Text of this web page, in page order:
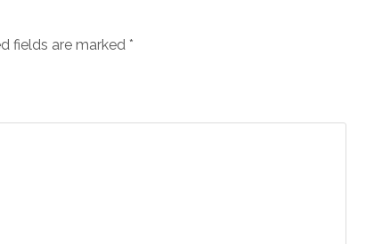
fields are marked *